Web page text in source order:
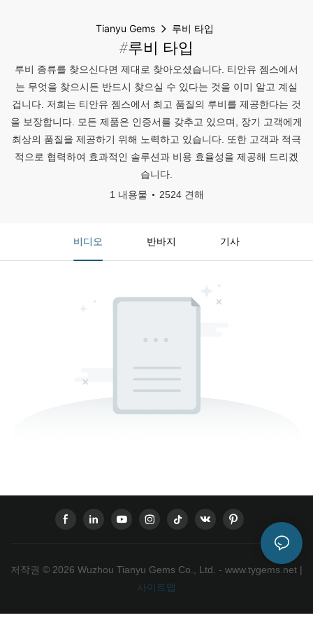
Tianyu Gems 루비 타입
#루비 타입
루비 종류를 찾으신다면 제대로 찾아오셨습니다. 티안유 젬스에서
는 무엇을 찾으시든 반드시 찾으실 수 있다는 것을 이미 알고 계실
겁니다. 저희는 티안유 젬스에서 최고 품질의 루비를 제공한다는 것
을 보장합니다. 모든 제품은 인증서를 갖추고 있으며, 장기 고객에게
최상의 품질을 제공하기 위해 노력하고 있습니다. 또한 고객과 적극
적으로 협력하여 효과적인 솔루션과 비용 효율성을 제공해 드리겠
습니다.
1 내용물
2524 견해
비디오 반바지 기사
저작권 © 2026 Wuzhou Tianyu Gems Co., Ltd. - www.tygems.net |
사이트맵